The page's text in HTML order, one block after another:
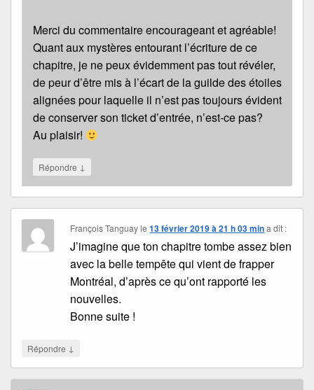
Merci du commentaire encourageant et agréable!
Quant aux mystères entourant l’écriture de ce
chapitre, je ne peux évidemment pas tout révéler,
de peur d’être mis à l’écart de la guilde des étoiles
alignées pour laquelle il n’est pas toujours évident
de conserver son ticket d’entrée, n’est-ce pas?
Au plaisir!
Répondre ↓
François Tanguayle13 février 2019 à 21 h 03 min a dit :
J’imagine que ton chapitre tombe assez bien
avec la belle tempête qui vient de frapper
Montréal, d’après ce qu’ont rapporté les
nouvelles.
Bonne suite !
Répondre ↓